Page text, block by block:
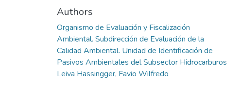
Authors
Organismo de Evaluación y Fiscalización
Ambiental. Subdirección de Evaluación de la
Calidad Ambiental. Unidad de Identificación de
Pasivos Ambientales del Subsector Hidrocarburos
Leiva Hassingger, Favio Wilfredo